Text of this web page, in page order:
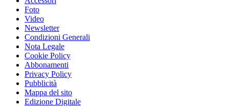
Foto
Video
Newsletter
Condizioni Generali
Nota Legale
Cookie Policy
Abbonamenti
Privacy Policy
Pubblicità
Mappa del sito
Edizione Digitale